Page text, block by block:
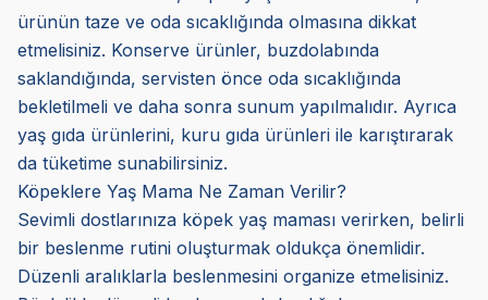
ürünün taze ve oda sıcaklığında olmasına dikkat
etmelisiniz. Konserve ürünler, buzdolabında
saklandığında, servisten önce oda sıcaklığında
bekletilmeli ve daha sonra sunum yapılmalıdır. Ayrıca
yaş gıda ürünlerini, kuru gıda ürünleri ile karıştırarak
da tüketime sunabilirsiniz.
Köpeklere Yaş Mama Ne Zaman Verilir?
Sevimli dostlarınıza köpek yaş maması verirken, belirli
bir beslenme rutini oluşturmak oldukça önemlidir.
Düzenli aralıklarla beslenmesini organize etmelisiniz.